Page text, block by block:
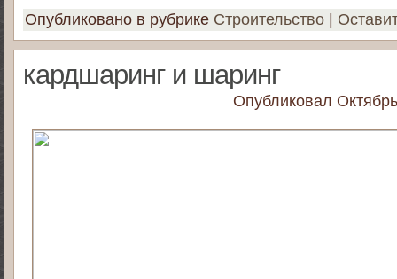
Опубликовано в рубрике Строительство
кардшаринг и шаринг
Опубликовал